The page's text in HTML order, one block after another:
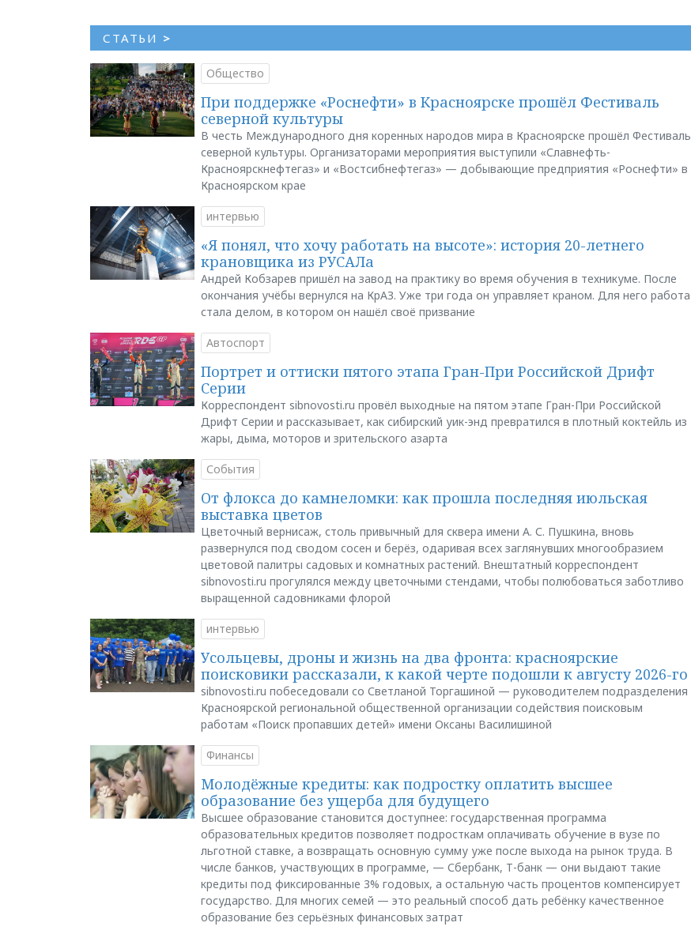
СТАТЬИ >
Общество
При поддержке «Роснефти» в Красноярске прошёл Фестиваль
северной культуры
В честь Международного дня коренных народов мира в Красноярске прошёл Фестиваль
северной культуры. Организаторами мероприятия выступили «Славнефть-
Красноярскнефтегаз» и «Востсибнефтегаз» — добывающие предприятия «Роснефти» в
Красноярском крае
интервью
«Я понял, что хочу работать на высоте»: история 20-летнего
крановщика из РУСАЛа
Андрей Кобзарев пришёл на завод на практику во время обучения в техникуме. После
окончания учёбы вернулся на КрАЗ. Уже три года он управляет краном. Для него работа
стала делом, в котором он нашёл своё призвание
Автоспорт
Портрет и оттиски пятого этапа Гран-При Российской Дрифт
Серии
Корреспондент sibnovosti.ru провёл выходные на пятом этапе Гран-При Российской
Дрифт Серии и рассказывает, как сибирский уик-энд превратился в плотный коктейль из
жары, дыма, моторов и зрительского азарта
События
От флокса до камнеломки: как прошла последняя июльская
выставка цветов
Цветочный вернисаж, столь привычный для сквера имени А. С. Пушкина, вновь
развернулся под сводом сосен и берёз, одаривая всех заглянувших многообразием
цветовой палитры садовых и комнатных растений. Внештатный корреспондент
sibnovosti.ru прогулялся между цветочными стендами, чтобы полюбоваться заботливо
выращенной садовниками флорой
интервью
Усольцевы, дроны и жизнь на два фронта: красноярские
поисковики рассказали, к какой черте подошли к августу 2026-го
sibnovosti.ru побеседовали со Светланой Торгашиной — руководителем подразделения
Красноярской региональной общественной организации содействия поисковым
работам «Поиск пропавших детей» имени Оксаны Василишиной
Финансы
Молодёжные кредиты: как подростку оплатить высшее
образование без ущерба для будущего
Высшее образование становится доступнее: государственная программа
образовательных кредитов позволяет подросткам оплачивать обучение в вузе по
льготной ставке, а возвращать основную сумму уже после выхода на рынок труда. В
числе банков, участвующих в программе, — Сбербанк, Т-банк — они выдают такие
кредиты под фиксированные 3% годовых, а остальную часть процентов компенсирует
государство. Для многих семей — это реальный способ дать ребёнку качественное
образование без серьёзных финансовых затрат